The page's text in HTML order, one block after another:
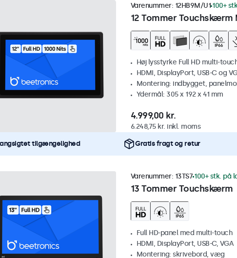
12 Tommer
Varenummer: 12HB9M/U1 100+
Høj lysstyrke Full HD multi-
HDMI, DisplayPort, USB-C og
Montering: indbygget,
Ydermål: 305 x 192 x 41 mm
4.999,00 kr.
6.248,75 kr. inkl. moms
tilgængelighed Gratis fragt og retur
13 Tommer Touchskærm
Varenummer: 13TS7 100+ stk. på
Full HD-panel med multi-touch
HDMI, DisplayPort, USB-C, VGA
Montering: skrivebord, væg